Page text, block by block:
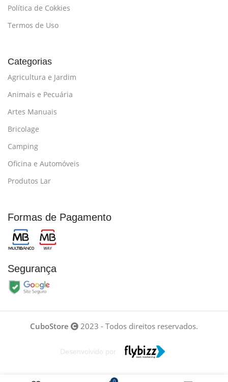
Política de Cokkies
Termos de Uso
Categorias
Agricultura e Jardim
Animais e Pecuária
Artes Manuais
Bricolage
Camping
Oficina e Automóveis
Produtos Lar
Formas de Pagamento
Segurança
CuboStore 2023 - Todos direitos reservados.
Desenvolvido por